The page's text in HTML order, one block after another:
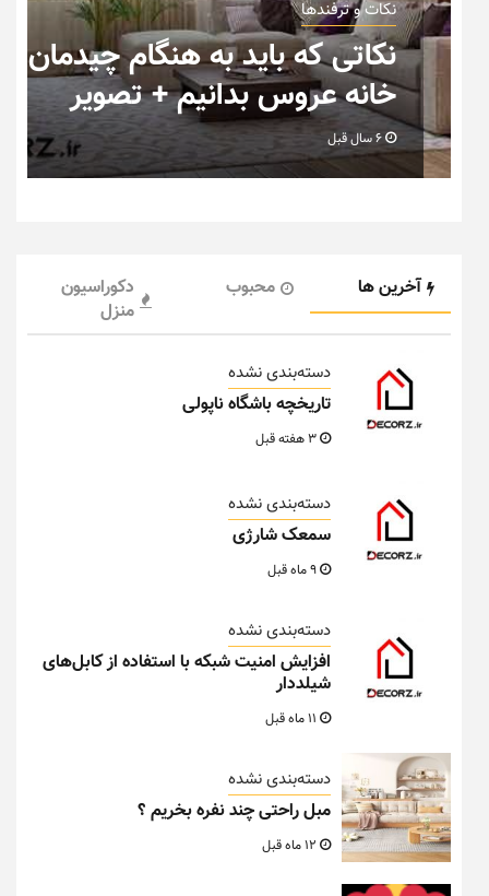
نکات و ترفندها
نکاتی که باید به هنگام چیدمان
خانه عروس بدانیم + تصویر
آخرین ها محبوب
دکوراسیون
منزل
دسته‌بندی نشده
تاریخچه باشگاه ناپولی
دسته‌بندی نشده
سمعک شارژی
دسته‌بندی نشده
افزایش امنیت شبکه با استفاده از کابل‌های
شیلددار
دسته‌بندی نشده
مبل راحتی چند نفره بخریم ؟